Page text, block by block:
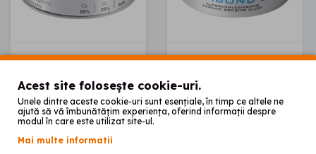
SCHEFTNER
Aliaj Co-Cr
Starbond Cos 1
kg
00
OMEGATECH Germany
Aliaj Ni-Cr
CERABOND 200 -
1 kg
Acest site folosește cookie-uri.
Unele dintre aceste cookie-uri sunt esențiale, în timp ce altele ne
ajută să vă îmbunătățim experiența, oferind informații despre
modul în care este utilizat site-ul.
Mai multe informatii